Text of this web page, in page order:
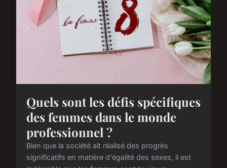
Quels sont les défis spécifiques
des femmes dans le monde
professionnel ?
Bien que la société ait réalisé des progrès
significatifs en matière d'égalité des sexes, il est